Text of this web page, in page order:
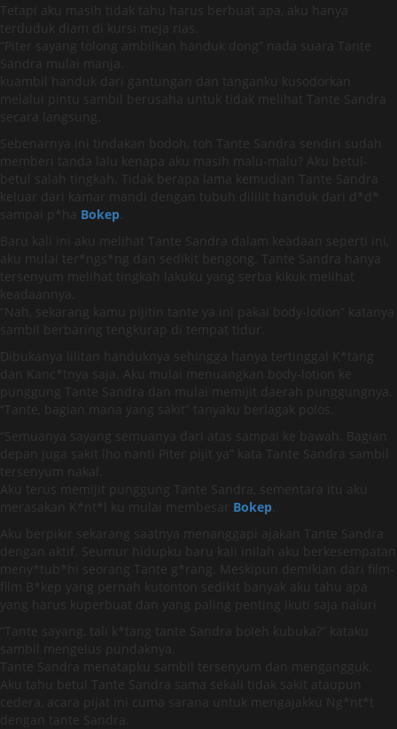
Tetapi aku masih tidak tahu harus berbuat apa, aku hanya
terduduk diam di kursi meja rias.
“Piter sayang tolong ambilkan handuk dong” nada suara Tante
Sandra mulai manja.
kuambil handuk dari gantungan dan tanganku kusodorkan
melalui pintu sambil berusaha untuk tidak melihat Tante Sandra
secara langsung.
Sebenarnya ini tindakan bodoh, toh Tante Sandra sendiri sudah
memberi tanda lalu kenapa aku masih malu-malu? Aku betul-
betul salah tingkah. Tidak berapa lama kemudian Tante Sandra
keluar dari kamar mandi dengan tubuh dililit handuk dari d*d*
sampai p*ha Bokep
Baru kali ini aku melihat Tante Sandra dalam keadaan seperti ini,
aku mulai ter*ngs*ng dan sedikit bengong. Tante Sandra hanya
tersenyum melihat tingkah lakuku yang serba kikuk melihat
keadaannya.
“Nah, sekarang kamu pijitin tante ya ini pakai body-lotion” katanya
sambil berbaring tengkurap di tempat tidur.
Dibukanya lilitan handuknya sehingga hanya tertinggal K*tang
dan Kanc*tnya saja. Aku mulai menuangkan body-lotion ke
punggung Tante Sandra dan mulai memijit daerah punggungnya.
“Tante, bagian mana yang sakit” tanyaku berlagak polos.
“Semuanya sayang semuanya dari atas sampai ke bawah. Bagian
depan juga sakit lho nanti Piter pijit ya” kata Tante Sandra sambil
tersenyum nakal.
Aku terus memijit punggung Tante Sandra, sementara itu aku
merasakan K*nt*l ku mulai membesar Bokep
Aku berpikir sekarang saatnya menanggapi ajakan Tante Sandra
dengan aktif. Seumur hidupku baru kali inilah aku berkesempatan
meny*tub*hi seorang Tante g*rang. Meskipun demikian dari film-
film B*kep yang pernah kutonton sedikit banyak aku tahu apa
yang harus kuperbuat dan yang paling penting ikuti saja naluri
“Tante sayang, tali k*tang tante Sandra boleh kubuka?” kataku
sambil mengelus pundaknya.
Tante Sandra menatapku sambil tersenyum dan mengangguk.
Aku tahu betul Tante Sandra sama sekali tidak sakit ataupun
cedera, acara pijat ini cuma sarana untuk mengajakku Ng*nt*t
dengan tante Sandra.